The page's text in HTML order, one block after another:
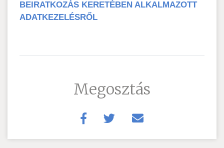
BEIRATKOZÁS KERETÉBEN ALKALMAZOTT
ADATKEZELÉSRŐL
Megosztás